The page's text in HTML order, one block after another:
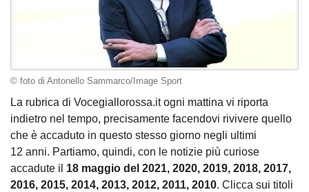
© foto di Antonello Sammarco/Image Sport
La rubrica di Vocegiallorossa.it ogni mattina vi riporta
indietro nel tempo, precisamente facendovi rivivere quello
che è accaduto in questo stesso giorno negli ultimi
12 anni. Partiamo, quindi, con le notizie più curiose
accadute il 18 maggio del 2021, 2020, 2019, 2018, 2017,
2016, 2015, 2014, 2013, 2012, 2011, 2010. Clicca sui titoli